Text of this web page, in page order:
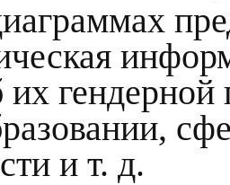
гендерной
и т. д.